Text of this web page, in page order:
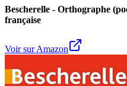
Bescherelle - Orthographe
française
Voir sur Amazon